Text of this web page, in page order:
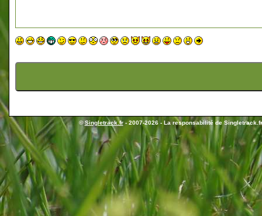
©Singletrack.fr- 2007-2026 - La responsabilité de